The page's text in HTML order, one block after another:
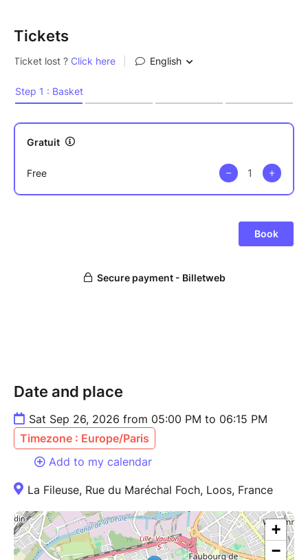
Kaito, les improvisations bouillonnantes et les
avec un son unique.
Distribution :
Olivier Bridot (trompette) / Laurent Doumont
Kaito (Dj) / Thomas (basse électronique) / Archibald
Tickets
Date and place
Sat Sep 26, 2026 from 05:00 PM to 06:15 PM
Timezone : Europe/Paris
Add to my calendar
La Fileuse, Rue du Maréchal Foch, Loos, France
+
−